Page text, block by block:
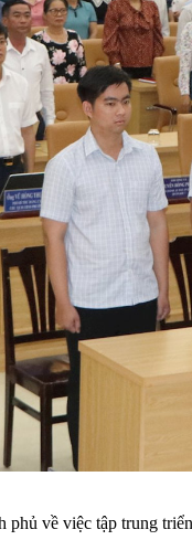
về việc tập trung